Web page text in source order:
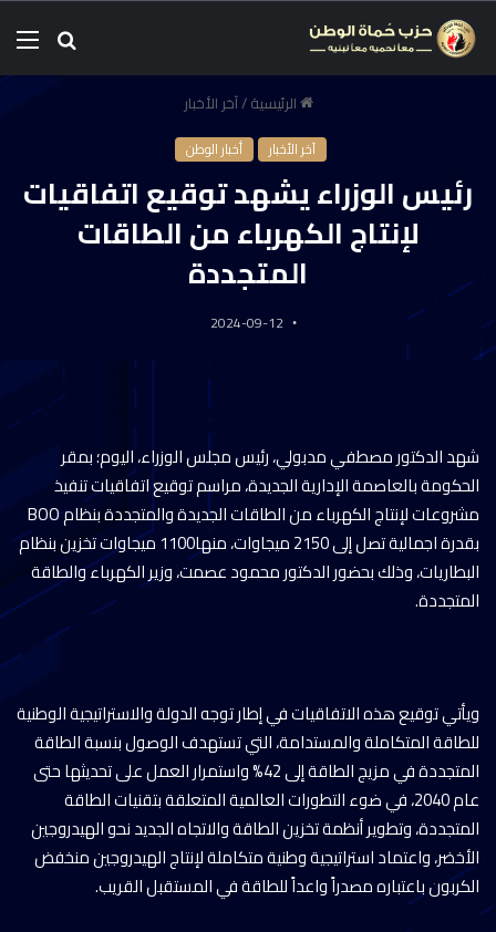
الرئيسية/آخر الأخبار
آخر الأخبار أخبار الوطن
رئيس الوزراء يشهد توقيع اتفاقيات
لإنتاج الكهرباء من الطاقات
المتجددة
2024-09-12
شهد الدكتور مصطفي مدبولي، رئيس مجلس الوزراء، اليوم؛ بمقر
الحكومة بالعاصمة الإدارية الجديدة، مراسم توقيع اتفاقيات تنفيذ
مشروعات لإنتاج الكهرباء من الطاقات الجديدة والمتجددة بنظام BOO
بقدرة اجمالية تصل إلى 2150 ميجاوات، منها1100 ميجاوات تخزين بنظام
البطاريات، وذلك بحضور الدكتور محمود عصمت، وزير الكهرباء والطاقة
المتجددة.
ويأتي توقيع هذه الاتفاقيات في إطار توجه الدولة والاستراتيجية الوطنية
للطاقة المتكاملة والمستدامة، التي تستهدف الوصول بنسبة الطاقة
المتجددة في مزيج الطاقة إلى 42% واستمرار العمل على تحديثها حتى
عام 2040، في ضوء التطورات العالمية المتعلقة بتقنيات الطاقة
المتجددة، وتطوير أنظمة تخزين الطاقة والاتجاه الجديد نحو الهيدروجين
الأخضر، واعتماد استراتيجية وطنية متكاملة لإنتاج الهيدروجين منخفض
الكربون باعتباره مصدراً واعداً للطاقة في المستقبل القريب.